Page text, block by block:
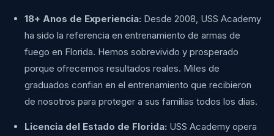
18+ Anos de Experiencia: Desde 2008, USS Academy
ha sido la referencia en entrenamiento de armas de
fuego en Florida. Hemos sobrevivido y prosperado
porque ofrecemos resultados reales. Miles de
graduados confian en el entrenamiento que recibieron
de nosotros para proteger a sus familias todos los dias.
Licencia del Estado de Florida: USS Academy opera